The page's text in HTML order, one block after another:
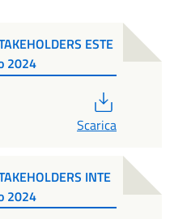
ESTE
2024
Scarica
INTE
2024